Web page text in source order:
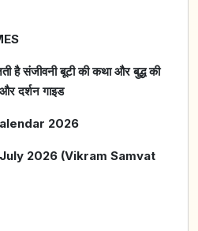
है संजीवनी बूटी की कथा और बुद्ध की
और दर्शन गाइड
2026
2026 (Vikram Samvat